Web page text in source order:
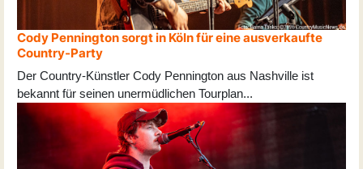
Cody Pennington sorgt in Köln für eine ausverkaufte
Country-Party
Der Country-Künstler Cody Pennington aus Nashville ist
bekannt für seinen unermüdlichen Tourplan...